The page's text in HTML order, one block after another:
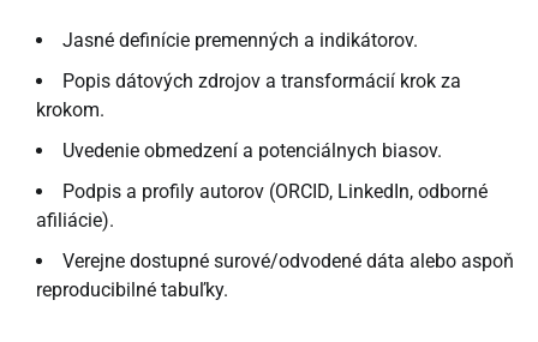
Jasné definície premenných a indikátorov.
Popis dátových zdrojov a transformácií krok za
krokom.
Uvedenie obmedzení a potenciálnych biasov.
Podpis a profily autorov (ORCID, LinkedIn, odborné
afiliácie).
Verejne dostupné surové/odvodené dáta alebo aspoň
reproducibilné tabuľky.